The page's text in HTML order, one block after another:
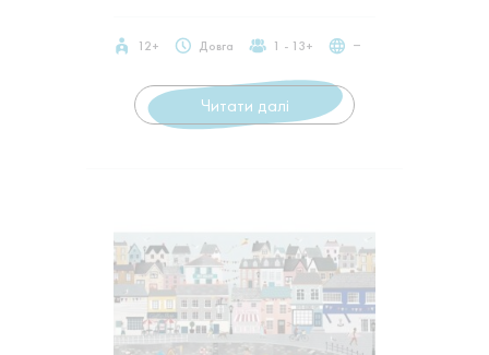
12+ Довга 1 - 13+ ‒
Читати далі